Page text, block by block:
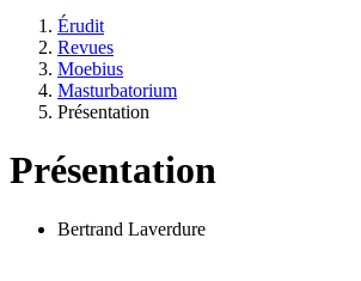
Érudit
Revues
Moebius
Masturbatorium
Présentation
Présentation
Bertrand Laverdure